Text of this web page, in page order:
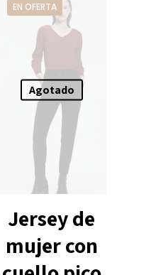
EN OFERTA
Agotado
Jersey de
mujer con